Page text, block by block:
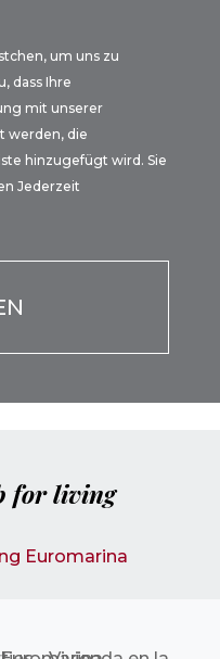
um uns zu
dass Ihre
mit unserer
werden, die
hinzugefügt wird. Sie
Jederzeit
for living